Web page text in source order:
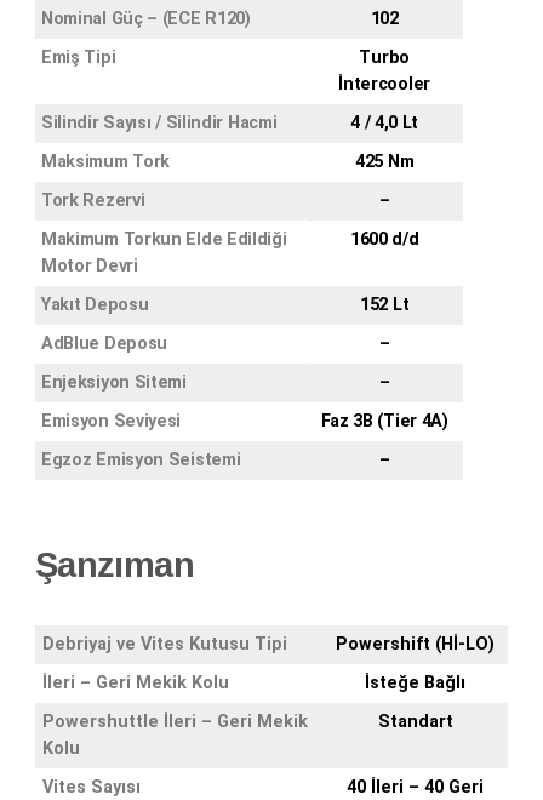
Nominal Güç – (ECE R120)
102
Emiş Tipi
Turbo
İntercooler
Silindir Sayısı / Silindir Hacmi
4 / 4,0 Lt
Maksimum Tork
425 Nm
Tork Rezervi
–
Makimum Torkun Elde Edildiği
Motor Devri
1600 d/d
Yakıt Deposu
152 Lt
AdBlue Deposu
–
Enjeksiyon Sitemi
–
Emisyon Seviyesi
Faz 3B (Tier 4A)
Egzoz Emisyon Seistemi
–
Şanzıman
Debriyaj ve Vites Kutusu Tipi
Powershift (Hİ-LO)
İleri – Geri Mekik Kolu
İsteğe Bağlı
Powershuttle İleri – Geri Mekik
Kolu
Standart
Vites Sayısı
40 İleri – 40 Geri